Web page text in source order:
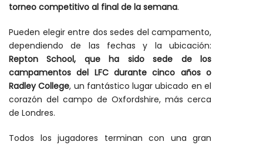
torneo competitivo al final de la semana.
Pueden elegir entre dos sedes del campamento,
dependiendo de las fechas y la ubicación:
Repton School, que ha sido sede de los
campamentos del LFC durante cinco años o
Radley College, un fantástico lugar ubicado en el
corazón del campo de Oxfordshire, más cerca
de Londres.
Todos los jugadores terminan con una gran